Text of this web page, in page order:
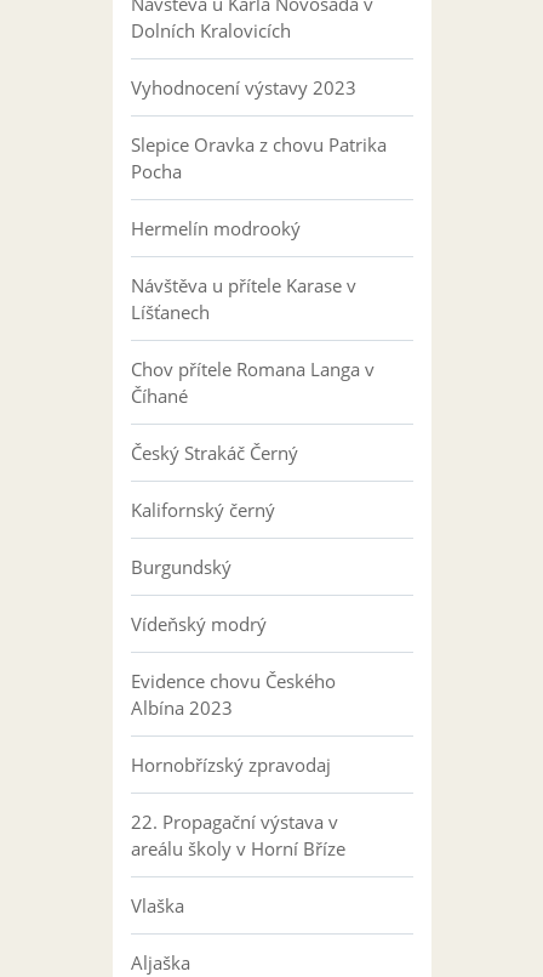
Dolních Kralovicích
Vyhodnocení výstavy 2023
Slepice Oravka z chovu Patrika
Pocha
Hermelín modrooký
Návštěva u přítele Karase v
Líšťanech
Chov přítele Romana Langa v
Číhané
Český Strakáč Černý
Kalifornský černý
Burgundský
Vídeňský modrý
Evidence chovu Českého
Albína 2023
Hornobřízský zpravodaj
22. Propagační výstava v
areálu školy v Horní Bříze
Vlaška
Aljaška